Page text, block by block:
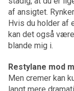
af ansigtet.
Hvis du holder af
kan det også
blande mig i.
Restylane mod
Men cremer kan